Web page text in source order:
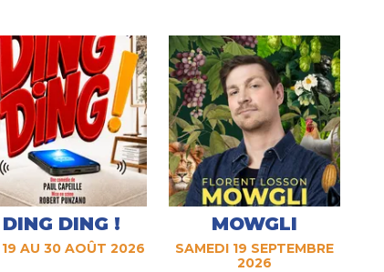
DING DING !
19 AU 30 AOÛT 2026
MOWGLI
SAMEDI 19 SEPTEMBRE
2026